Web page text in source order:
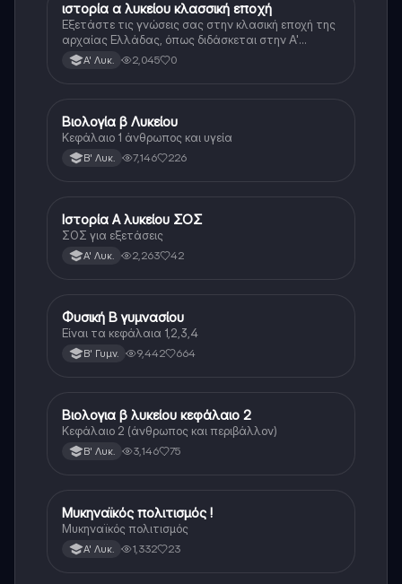
Ιστορία
ιστορία α λυκείου κλασσική εποχή
Εξετάστε τις γνώσεις σας στην κλασική εποχή της
αρχαίας Ελλάδας, όπως διδάσκεται στην Α'
Λυκείου.Α' Λυκ. 2,045 0
Βιολογία
Βιολογία β Λυκείου
Κεφάλαιο 1 άνθρωπος και υγεία
Β' Λυκ. 7,146 226
Ιστορία
Ιστορία Α λυκείου ΣΟΣ
ΣΟΣ για εξετάσεις
Α' Λυκ. 2,263 42
Φυσική
Φυσική Β γυμνασίου
Είναι τα κεφάλαια 1,2,3,4
Β' Γυμν. 9,442 664
Βιολογία
Βιολογια β λυκείου κεφάλαιο 2
Κεφάλαιο 2 (άνθρωπος και περιβάλλον)
Β' Λυκ. 3,146 75
Ιστορία
Μυκηναϊκός πολιτισμός !
Μυκηναϊκός πολιτισμός
Α' Λυκ. 1,332 23